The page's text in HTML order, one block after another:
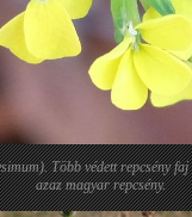
Több védett repcsény
azaz magyar repcsény.